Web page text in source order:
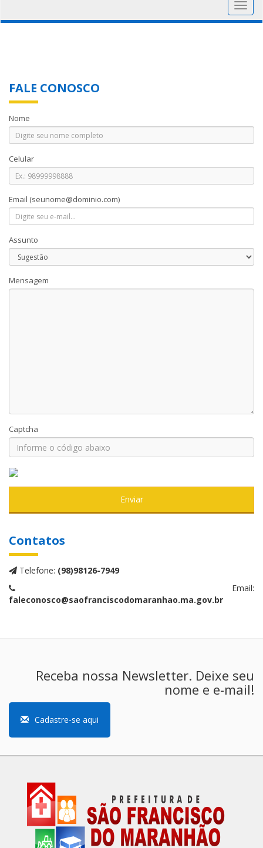
FALE CONOSCO
Nome
Celular
Email (seunome@dominio.com)
Assunto
Mensagem
Captcha
Enviar
Contatos
Telefone: (98)98126-7949
Email:
faleconosco@saofranciscodomaranhao.ma.gov.br
Receba nossa Newsletter. Deixe seu
nome e e-mail!
Cadastre-se aqui